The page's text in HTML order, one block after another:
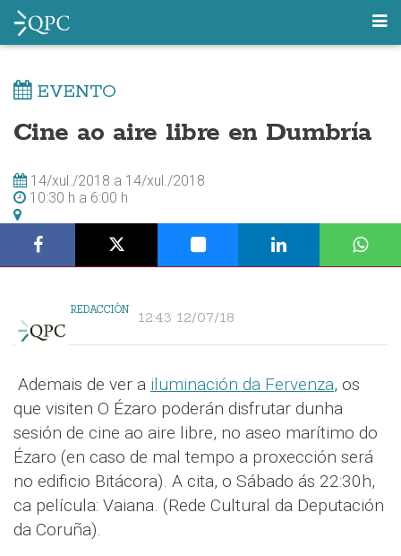
EVENTO
Cine ao aire libre en Dumbría
14/xul./2018 a 14/xul./2018
10:30 h a 6:00 h
REDACCIÓN 12:43 12/07/18
Ademais de ver a iluminación da Fervenza, os
que visiten O Ézaro poderán disfrutar dunha
sesión de cine ao aire libre, no aseo marítimo do
Ézaro (en caso de mal tempo a proxección será
no edificio Bitácora). A cita, o Sábado ás 22:30h,
ca película: Vaiana. (Rede Cultural da Deputación
da Coruña).